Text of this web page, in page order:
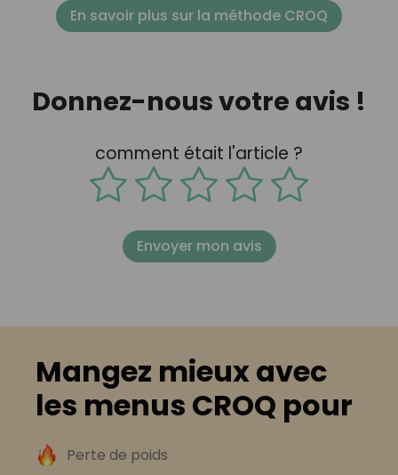
En savoir plus sur la méthode CROQ
Donnez-nous votre avis !
comment était l'article ?
Envoyer mon avis
Mangez mieux avec
les menus CROQ pour
Perte de poids